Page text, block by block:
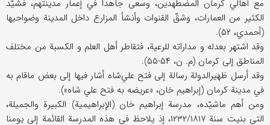
مع أهالي کرمان المضطهدین، وسعی جاهداً في إعمار مدینتهم، فشیّد
الکثیر من العمارات، وشقّ القنوات وأنشأ المزارع داخل المدینة وضواحیها
(أحمدي، ۵۲).
وقد اشتهر بعدله و مداراته للرعیة، فتقاطر أهل العلم و الکسبة من مختلف
المناطق إلی کرمان (م. ن، ۵۴-۵۵).
وقد أرسل ظهیرالدولة رسالة إلی فتح علي‌شاه أشار فیها إلی بعض ماقام به
في مدینة کرمان (إبراهیم خان، «عریضه به فتح علي شاه»).
ومن أهم ماشیّده، مدرسة إبراهیم خان (الإبراهیمیة) الکبیرة والجمیلة،
التي بنیت سنة ۱۲۳۲/۱۸۱۷، إذ یلاحظ في هذه المدرسة القائمة إلی یومنا